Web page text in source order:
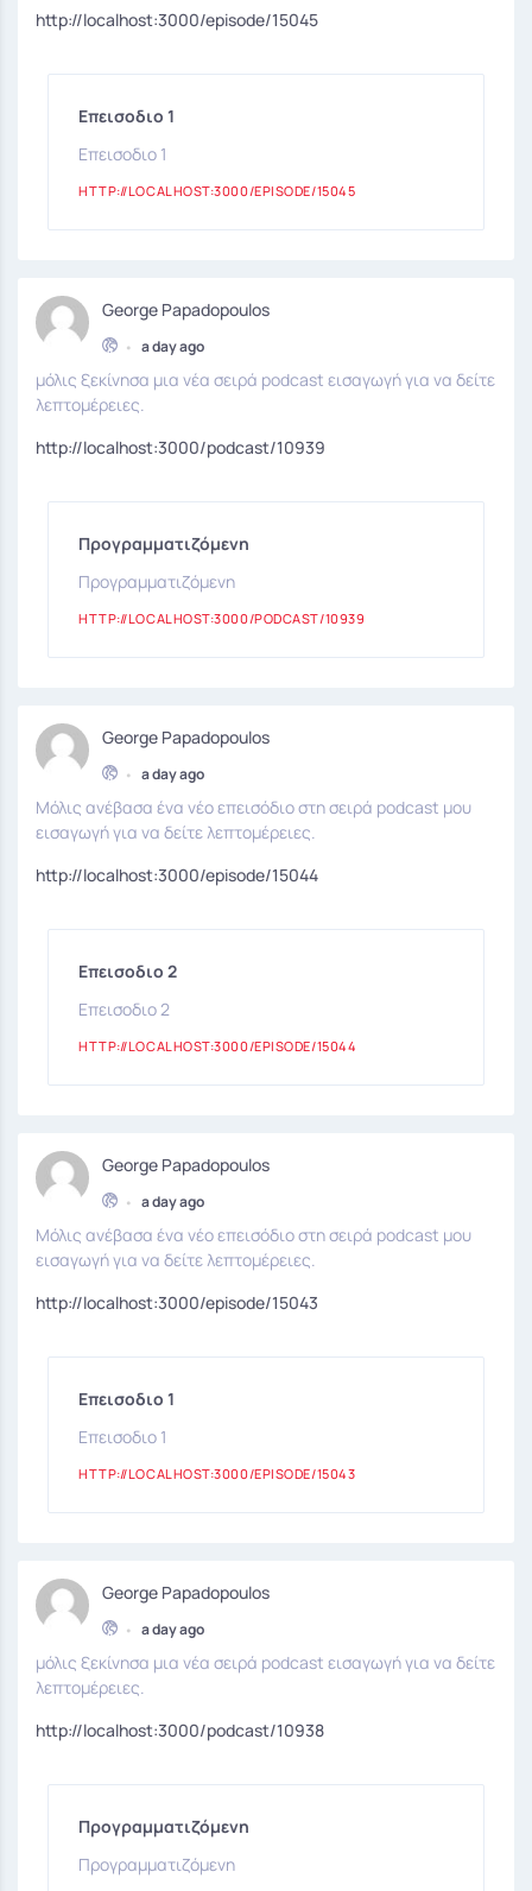
http://localhost:3000/episode/15045
Επεισοδιο 1
Επεισοδιο 1
HTTP://LOCALHOST:3000/EPISODE/15045
George Papadopoulos
• a day ago
μόλις ξεκίνησα μια νέα σειρά podcast εισαγωγή για να δείτε
λεπτομέρειες.
http://localhost:3000/podcast/10939
Προγραμματιζόμενη
Προγραμματιζόμενη
HTTP://LOCALHOST:3000/PODCAST/10939
George Papadopoulos
• a day ago
Μόλις ανέβασα ένα νέο επεισόδιο στη σειρά podcast μου
εισαγωγή για να δείτε λεπτομέρειες.
http://localhost:3000/episode/15044
Επεισοδιο 2
Επεισοδιο 2
HTTP://LOCALHOST:3000/EPISODE/15044
George Papadopoulos
• a day ago
Μόλις ανέβασα ένα νέο επεισόδιο στη σειρά podcast μου
εισαγωγή για να δείτε λεπτομέρειες.
http://localhost:3000/episode/15043
Επεισοδιο 1
Επεισοδιο 1
HTTP://LOCALHOST:3000/EPISODE/15043
George Papadopoulos
• a day ago
μόλις ξεκίνησα μια νέα σειρά podcast εισαγωγή για να δείτε
λεπτομέρειες.
http://localhost:3000/podcast/10938
Προγραμματιζόμενη
Προγραμματιζόμενη